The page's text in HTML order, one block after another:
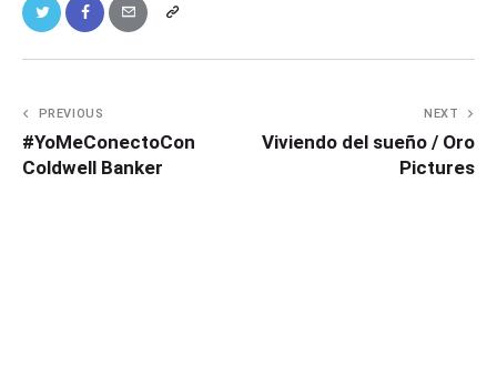
PREVIOUS
#YoMeConectoCon
Coldwell Banker
NEXT
Viviendo del sueño / Oro
Pictures